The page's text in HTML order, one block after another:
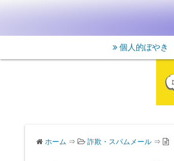
個人的ぼやき
ホーム ⇒ 詐欺・スパムメール ⇒